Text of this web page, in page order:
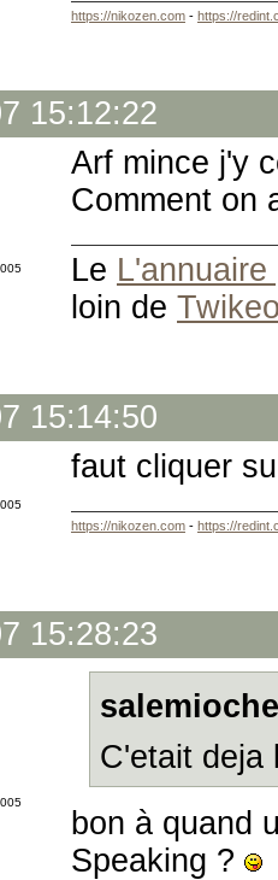
https://nikozen.com - https://
15:12:22
Arf mince j'y
Comment on
Le L'annuaire
loin de
15:14:50
faut cliquer
https://nikozen.com - https://
15:28:23
C'etait deja
bon à quand
Speaking ?